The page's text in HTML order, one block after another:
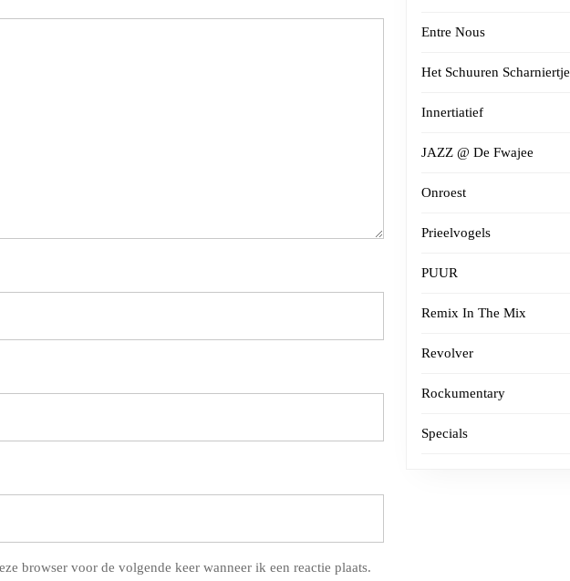
browser voor de volgende keer wanneer ik een reactie plaats.
Entre Nous
Het Schuuren Scharniertje
Innertiatief
JAZZ @ De Fwajee
Onroest
Prieelvogels
PUUR
Remix In The Mix
Revolver
Rockumentary
Specials